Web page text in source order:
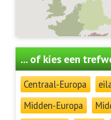
... of kies een
Centraal-Europa
Midden-Europa